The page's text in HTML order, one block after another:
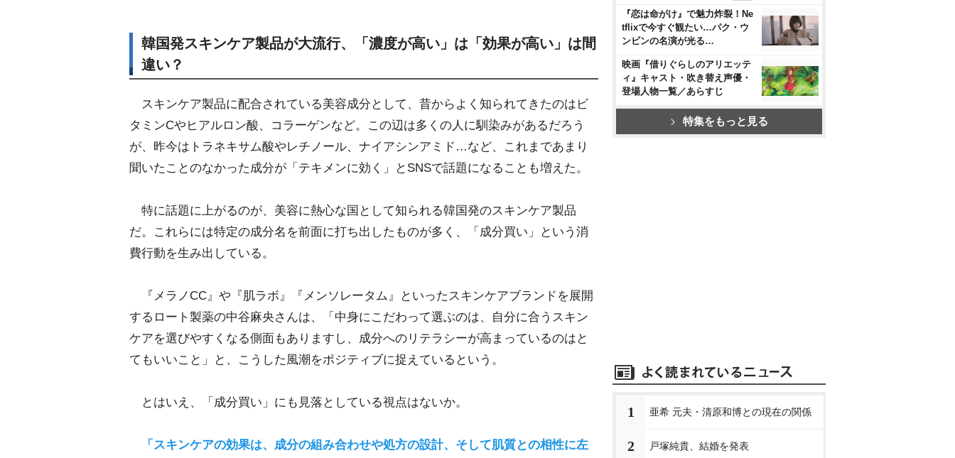
韓国発スキンケア製品が大流行、「濃度が高い」は「効果が高い」は間
違い？
スキンケア製品に配合されている美容成分として、昔からよく知られてきたのはビ
タミンCやヒアルロン酸、コラーゲンなど。この辺は多くの人に馴染みがあるだろう
が、昨今はトラネキサム酸やレチノール、ナイアシンアミド…など、これまであまり
聞いたことのなかった成分が「テキメンに効く」とSNSで話題になることも増えた。
特に話題に上がるのが、美容に熱心な国として知られる韓国発のスキンケア製品
だ。これらには特定の成分名を前面に打ち出したものが多く、「成分買い」という消
費行動を生み出している。
『メラノCC』や『肌ラボ』『メンソレータム』といったスキンケアブランドを展開
するロート製薬の中谷麻央さんは、「中身にこだわって選ぶのは、自分に合うスキン
ケアを選びやすくなる側面もありますし、成分へのリテラシーが高まっているのはと
てもいいこと」と、こうした風潮をポジティブに捉えているという。
とはいえ、「成分買い」にも見落としている視点はないか。
「スキンケアの効果は、成分の組み合わせや処方の設計、そして肌質との相性に左
『恋は命がけ』で魅力炸裂！Ne
tflixで今すぐ観たい…パク・ウ
ンビンの名演が光る…
映画『借りぐらしのアリエッテ
ィ』キャスト・吹き替え声優・
登場人物一覧／あらすじ
特集をもっと見る
1 亜希 元夫・清原和博との現在の関係
2 戸塚純貴、結婚を発表